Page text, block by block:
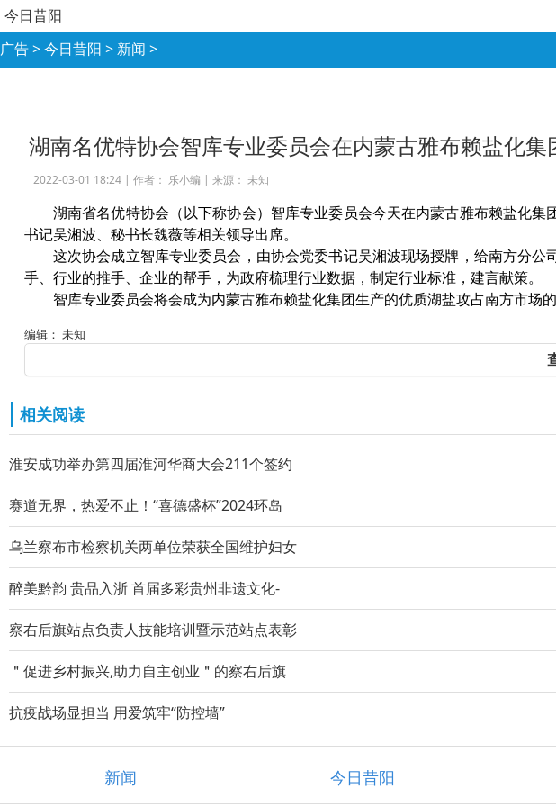
今日昔阳
广告>今日昔阳 > 新闻 >
湖南名优特协会智库专业委员会在内蒙古雅布赖盐化集
2022-03-01 18:24 | 作者： 乐小编 | 来源： 未知
湖南省名优特协会（以下称协会）智库专业委员会今天在内蒙古雅布赖盐化
书记吴湘波、秘书长魏薇等相关领导出席。
这次协会成立智库专业委员会，由协会党委书记吴湘波现场授牌，给南方分
手、行业的推手、企业的帮手，为政府梳理行业数据，制定行业标准，建言献策。
智库专业委员会将会成为内蒙古雅布赖盐化集团生产的优质湖盐攻占南方市场
编辑： 未知
相关阅读
淮安成功举办第四届淮河华商大会211个签约
赛道无界，热爱不止！“喜德盛杯”2024环岛
乌兰察布市检察机关两单位荣获全国维护妇女
醉美黔韵 贵品入浙 首届多彩贵州非遗文化-
察右后旗站点负责人技能培训暨示范站点表彰
＂促进乡村振兴,助力自主创业＂的察右后旗
抗疫战场显担当 用爱筑牢“防控墙”
新闻 今日昔阳